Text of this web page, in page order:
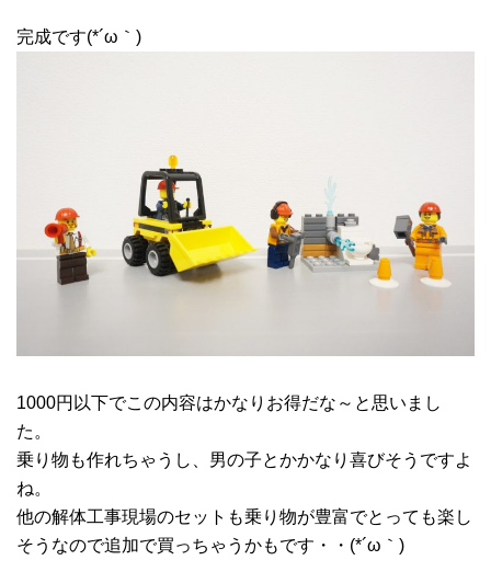
完成です(*´ω｀)
1000円以下でこの内容はかなりお得だな～と思いまし
た。
乗り物も作れちゃうし、男の子とかかなり喜びそうですよ
ね。
他の解体工事現場のセットも乗り物が豊富でとっても楽し
そうなので追加で買っちゃうかもです・・(*´ω｀)